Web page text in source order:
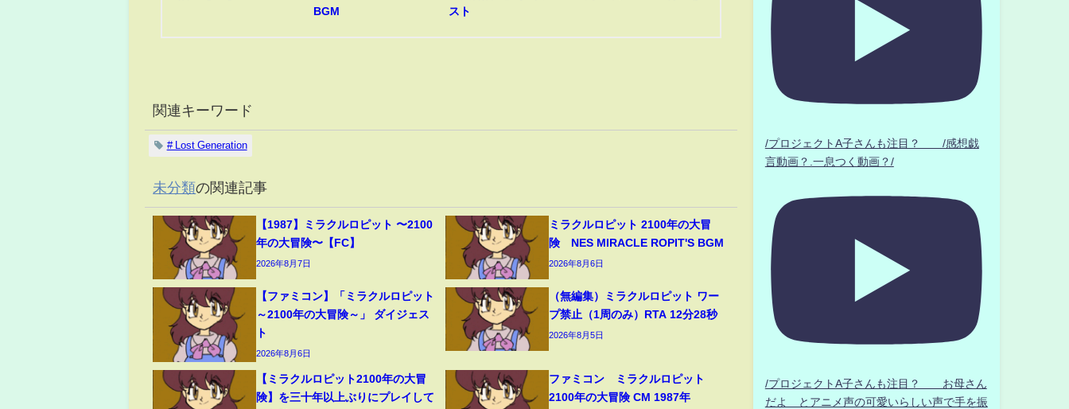
BGM
スト
関連キーワード
# Lost Generation
未分類の関連記事
【1987】ミラクルロピット 〜2100
年の大冒険〜【FC】
2026年8月7日
ミラクルロピット 2100年の大冒
険 NES MIRACLE ROPIT'S BGM
2026年8月6日
【ファミコン】「ミラクルロピット
～2100年の大冒険～」 ダイジェス
ト
2026年8月6日
（無編集）ミラクルロピット ワー
プ禁止（1周のみ）RTA 12分28秒
2026年8月5日
【ミラクルロピット2100年の大冒
険】を三十年以上ぶりにプレイして
ファミコン ミラクルロピット
2100年の大冒険 CM 1987年
/プロジェクトA子さんも注目？ /感想戯
言動画？.一息つく動画？/
/プロジェクトA子さんも注目？ お母さん
だよ とアニメ声の可愛いらしい声で手を振